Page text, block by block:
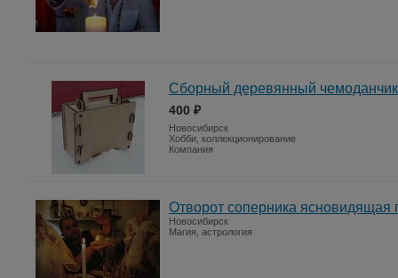
Сборный деревянный
400 ₽
Новосибирск
Хобби, коллекционирование
Компания
Отворот соперника ясновидящая
Новосибирск
Магия, астрология